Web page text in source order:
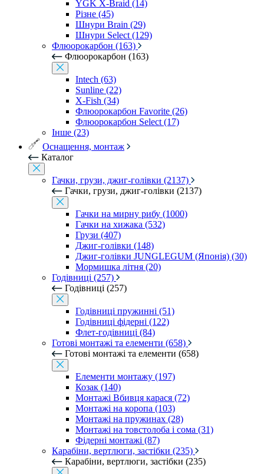
YGK X-Braid (14)
Різне (45)
Шнури Brain (29)
Шнури Select (129)
Флюорокарбон (163)
Флюорокарбон (163)
Intech (63)
Sunline (22)
X-Fish (34)
Флюорокарбон Favorite (26)
Флюорокарбон Select (17)
Інше (23)
Оснащення, монтаж
Каталог
Гачки, грузи, джиг-голівки (2137)
Гачки, грузи, джиг-голівки (2137)
Гачки на мирну рибу (1000)
Гачки на хижака (532)
Грузи (407)
Джиг-голівки (148)
Джиг-голівки JUNGLEGUM (Японія) (30)
Мормишка літня (20)
Годівниці (257)
Годівниці (257)
Годівниці пружинні (51)
Годівниці фідерні (122)
Флет-годівниці (84)
Готові монтажі та елементи (658)
Готові монтажі та елементи (658)
Елементи монтажу (197)
Козак (140)
Монтажі Вбивця карася (72)
Монтажі на коропа (103)
Монтажі на пружинах (28)
Монтажі на товстолоба і сома (31)
Фідерні монтажі (87)
Карабіни, вертлюги, застібки (235)
Карабіни, вертлюги, застібки (235)